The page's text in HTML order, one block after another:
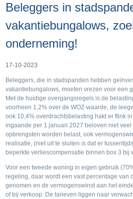
Stichting MVO
Contact
Beleggers in
vakantiebungalows,
onderneming!
17-10-2023
Beleggers, die in stadspanden hebben
vakantiebungalows, moeten vrezen voor een
Met de huidige overgangsregels is de
voorheen 1,2% over de WOZ-waarde, de
ook 10,4% overdrachtsbelasting hakt er flink
ingaande per 1 januari 2027 beloven niet
opbrengsten worden belast, ook
realisatie, (niet uit te sluiten is dat er
beperkte verliescompensatie binnen box 3 bij
Voor een tweede woning in eigen gebruik
regeling, daar wordt een vast percentage van
genomen en de vermogenswinst aan het
of bij verkoop. De tarieven liggen naar